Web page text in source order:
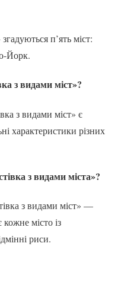
п’ять міст:
Йорк.
з видами міст»?
з видами міст» є
характеристики різних
з видами міста»?
з видами міст» —
місто із
риси.